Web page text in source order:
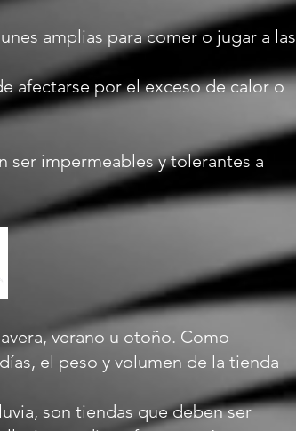
amplias para comer o jugar a las
afectarse por el exceso de calor o
ser impermeables y tolerantes a
verano u otoño. Como
el peso y volumen de la tienda
son tiendas que deben ser